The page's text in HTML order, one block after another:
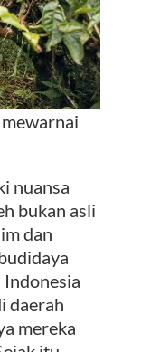
nuansa
bukan asli
dan
Indonesia
daerah
mereka